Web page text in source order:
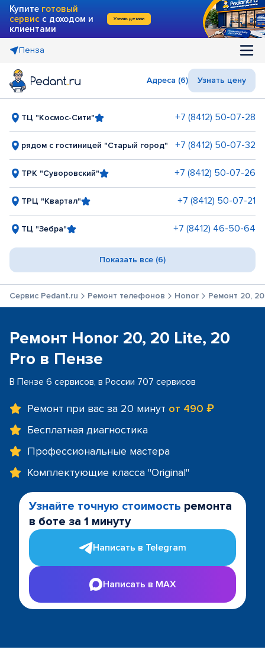
Купите готовый
сервис с доходом и
клиентами
Узнать детали
Пенза
Адреса (6) Узнать цену
ТЦ "Космос-Сити" +7 (8412) 50-07-28
рядом с гостиницей "Старый город" +7 (8412) 50-07-32
ТРК "Суворовский" +7 (8412) 50-07-26
ТРЦ "Квартал" +7 (8412) 50-07-21
ТЦ "Зебра" +7 (8412) 46-50-64
Показать все (6)
Сервис Pedant.ru Ремонт телефонов Honor Ремонт 20,
Ремонт Honor 20, 20 Lite, 20
Pro в Пензе
В Пензе 6 сервисов, в России 707 сервисов
Ремонт при вас за 20 минут от 490 ₽
Бесплатная диагностика
Профессиональные мастера
Комплектующие класса "Original"
Узнайте точную стоимость ремонта
в боте за 1 минуту
Написать в Telegram
Написать в MAX